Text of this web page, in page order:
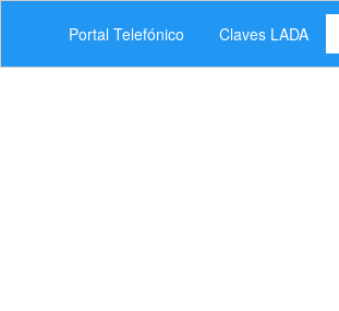
Portal Telefónico Claves LADA